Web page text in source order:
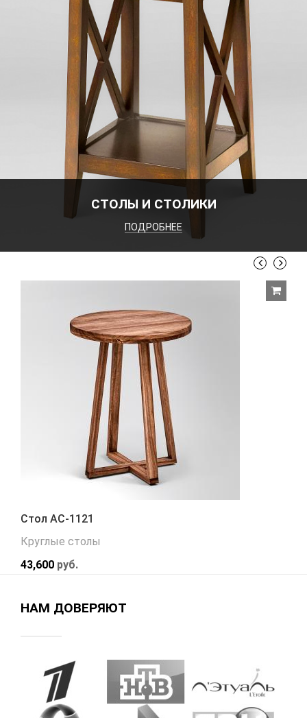
СТОЛЫ И СТОЛИКИ
ПОДРОБНЕЕ
Стол АС-1121
Круглые столы
43,600 руб.
НАМ ДОВЕРЯЮТ